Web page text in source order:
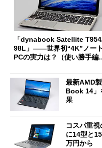
「dynabook Satellite
98L」――世界初“4K”ノート
PCの実力は？（使い勝手編
最新AMD
Book 14」
果
コスパ重
に14型と
万円から